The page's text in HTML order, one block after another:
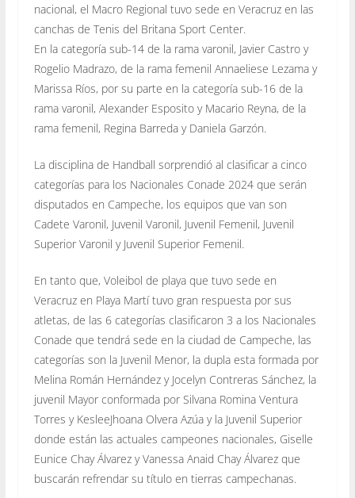
nacional, el Macro Regional tuvo sede en Veracruz en las
canchas de Tenis del Britana Sport Center.
En la categoría sub-14 de la rama varonil, Javier Castro y
Rogelio Madrazo, de la rama femenil Annaeliese Lezama y
Marissa Ríos, por su parte en la categoría sub-16 de la
rama varonil, Alexander Esposito y Macario Reyna, de la
rama femenil, Regina Barreda y Daniela Garzón.
La disciplina de Handball sorprendió al clasificar a cinco
categorías para los Nacionales Conade 2024 que serán
disputados en Campeche, los equipos que van son
Cadete Varonil, Juvenil Varonil, Juvenil Femenil, Juvenil
Superior Varonil y Juvenil Superior Femenil.
En tanto que, Voleibol de playa que tuvo sede en
Veracruz en Playa Martí tuvo gran respuesta por sus
atletas, de las 6 categorías clasificaron 3 a los Nacionales
Conade que tendrá sede en la ciudad de Campeche, las
categorías son la Juvenil Menor, la dupla esta formada por
Melina Román Hernández y Jocelyn Contreras Sánchez, la
juvenil Mayor conformada por Silvana Romina Ventura
Torres y KesleeJhoana Olvera Azúa y la Juvenil Superior
donde están las actuales campeones nacionales, Giselle
Eunice Chay Álvarez y Vanessa Anaid Chay Álvarez que
buscarán refrendar su título en tierras campechanas.